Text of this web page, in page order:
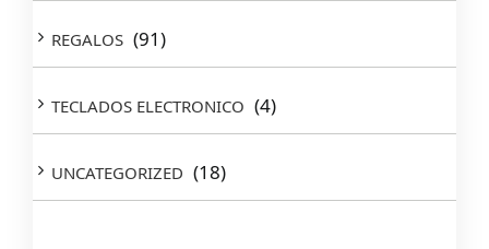
REGALOS (91)
TECLADOS ELECTRONICO (4)
UNCATEGORIZED (18)